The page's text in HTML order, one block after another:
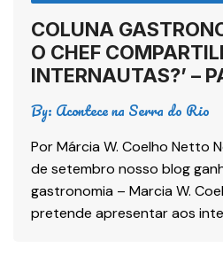
COLUNA
O CHEF
INTERNAUTAS?’ –
By: Acontece na Serra do Rio
Por Márcia W. Coelho Netto
de setembro nosso blog
gastronomia – Marcia W.
pretende apresentar aos